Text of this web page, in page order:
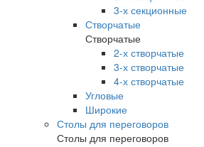
3-х секционные
Створчатые
Створчатые
2-х створчатые
3-х створчатые
4-х створчатые
Угловые
Широкие
Столы для переговоров
Столы для переговоров